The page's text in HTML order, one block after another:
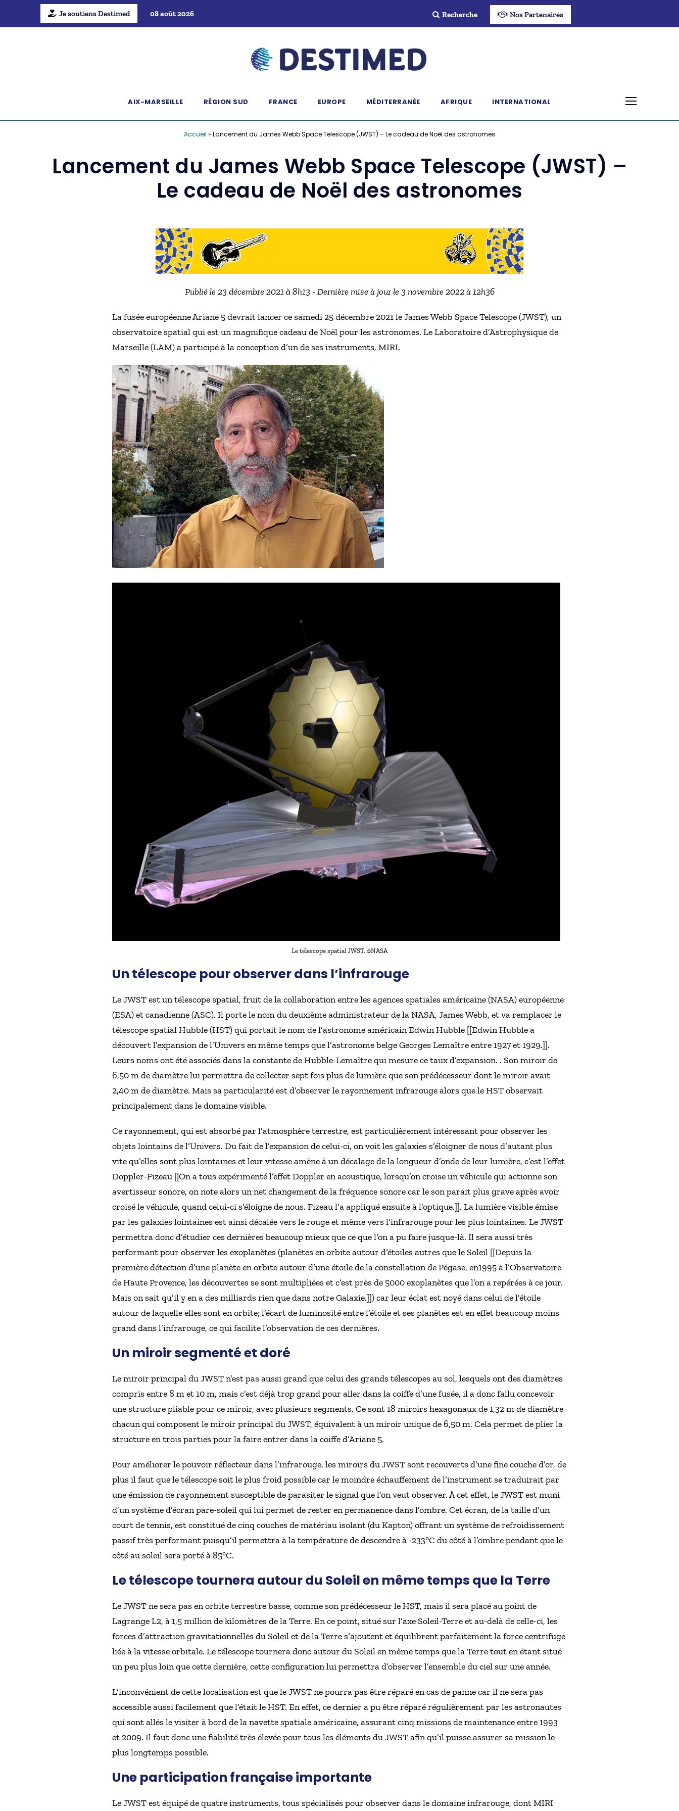
Je soutiens Destimed 08 août 2026 Recherche Nos Partenaires
AIX-MARSEILLE RÉGION SUD FRANCE EUROPE MÉDITERRANÉE AFRIQUE INTERNATIONAL
Accueil » Lancement du James Webb Space Telescope (JWST) – Le cadeau de Noël des astronomes
Lancement du James Webb Space Telescope (JWST) –
Le cadeau de Noël des astronomes
Publié le 23 décembre 2021 à 8h13 - Dernière mise à jour le 3 novembre 2022 à 12h36
La fusée européenne Ariane 5 devrait lancer ce samedi 25 décembre 2021 le James Webb Space Telescope (JWST), un
observatoire spatial qui est un magnifique cadeau de Noël pour les astronomes. Le Laboratoire d’Astrophysique de
Marseille (LAM) a participé à la conception d’un de ses instruments, MIRI.
Le télescope spatial JWST. ©NASA
Un télescope pour observer dans l’infrarouge
Le JWST est un télescope spatial, fruit de la collaboration entre les agences spatiales américaine (NASA) européenne
(ESA) et canadienne (ASC). Il porte le nom du deuxième administrateur de la NASA, James Webb, et va remplacer le
télescope spatial Hubble (HST) qui portait le nom de l’astronome américain Edwin Hubble [[Edwin Hubble a
découvert l’expansion de l’Univers en même temps que l’astronome belge Georges Lemaître entre 1927 et 1929.]].
Leurs noms ont été associés dans la constante de Hubble-Lemaître qui mesure ce taux d’expansion. . Son miroir de
6,50 m de diamètre lui permettra de collecter sept fois plus de lumière que son prédécesseur dont le miroir avait
2,40 m de diamètre. Mais sa particularité est d’observer le rayonnement infrarouge alors que le HST observait
principalement dans le domaine visible.
Ce rayonnement, qui est absorbé par l’atmosphère terrestre, est particulièrement intéressant pour observer les
objets lointains de l’Univers. Du fait de l’expansion de celui-ci, on voit les galaxies s’éloigner de nous d’autant plus
vite qu’elles sont plus lointaines et leur vitesse amène à un décalage de la longueur d’onde de leur lumière, c’est l’effet
Doppler-Fizeau [[On a tous expérimenté l’effet Doppler en acoustique, lorsqu’on croise un véhicule qui actionne son
avertisseur sonore, on note alors un net changement de la fréquence sonore car le son parait plus grave après avoir
croisé le véhicule, quand celui-ci s’éloigne de nous. Fizeau l’a appliqué ensuite à l’optique.]]. La lumière visible émise
par les galaxies lointaines est ainsi décalée vers le rouge et même vers l’infrarouge pour les plus lointaines. Le JWST
permettra donc d’étudier ces dernières beaucoup mieux que ce que l’on a pu faire jusque-là. Il sera aussi très
performant pour observer les exoplanètes (planètes en orbite autour d’étoiles autres que le Soleil [[Depuis la
première détection d’une planète en orbite autour d’une étoile de la constellation de Pégase, en1995 à l’Observatoire
de Haute Provence, les découvertes se sont multipliées et c’est près de 5000 exoplanètes que l’on a repérées à ce jour.
Mais on sait qu’il y en a des milliards rien que dans notre Galaxie.]]) car leur éclat est noyé dans celui de l’étoile
autour de laquelle elles sont en orbite; l’écart de luminosité entre l’étoile et ses planètes est en effet beaucoup moins
grand dans l’infrarouge, ce qui facilite l’observation de ces dernières.
Un miroir segmenté et doré
Le miroir principal du JWST n’est pas aussi grand que celui des grands télescopes au sol, lesquels ont des diamètres
compris entre 8 m et 10 m, mais c’est déjà trop grand pour aller dans la coiffe d’une fusée, il a donc fallu concevoir
une structure pliable pour ce miroir, avec plusieurs segments. Ce sont 18 miroirs hexagonaux de 1,32 m de diamètre
chacun qui composent le miroir principal du JWST, équivalent à un miroir unique de 6,50 m. Cela permet de plier la
structure en trois parties pour la faire entrer dans la coiffe d’Ariane 5.
Pour améliorer le pouvoir réflecteur dans l’infrarouge, les miroirs du JWST sont recouverts d’une fine couche d’or, de
plus il faut que le télescope soit le plus froid possible car le moindre échauffement de l’instrument se traduirait par
une émission de rayonnement susceptible de parasiter le signal que l’on veut observer. À cet effet, le JWST est muni
d’un système d’écran pare-soleil qui lui permet de rester en permanence dans l’ombre. Cet écran, de la taille d’un
court de tennis, est constitué de cinq couches de matériau isolant (du Kapton) offrant un système de refroidissement
passif très performant puisqu’il permettra à la température de descendre à -233°C du côté à l’ombre pendant que le
côté au soleil sera porté à 85°C.
Le télescope tournera autour du Soleil en même temps que la Terre
Le JWST ne sera pas en orbite terrestre basse, comme son prédécesseur le HST, mais il sera placé au point de
Lagrange L2, à 1,5 million de kilomètres de la Terre. En ce point, situé sur l’axe Soleil-Terre et au-delà de celle-ci, les
forces d’attraction gravitationnelles du Soleil et de la Terre s’ajoutent et équilibrent parfaitement la force centrifuge
liée à la vitesse orbitale. Le télescope tournera donc autour du Soleil en même temps que la Terre tout en étant situé
un peu plus loin que cette dernière, cette configuration lui permettra d’observer l’ensemble du ciel sur une année.
L’inconvénient de cette localisation est que le JWST ne pourra pas être réparé en cas de panne car il ne sera pas
accessible aussi facilement que l’était le HST. En effet, ce dernier a pu être réparé régulièrement par les astronautes
qui sont allés le visiter à bord de la navette spatiale américaine, assurant cinq missions de maintenance entre 1993
et 2009. Il faut donc une fiabilité très élevée pour tous les éléments du JWST afin qu’il puisse assurer sa mission le
plus longtemps possible.
Une participation française importante
Le JWST est équipé de quatre instruments, tous spécialisés pour observer dans le domaine infrarouge, dont MIRI